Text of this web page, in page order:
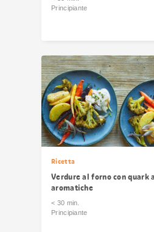
Principiante
Ricetta
Verdure al forno con quark
aromatiche
< 30 min.
Principiante